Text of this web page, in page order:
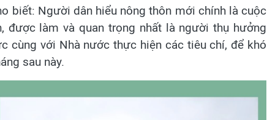
biết: Người dân hiểu nông thôn mới chính là cuộc
làm và quan trọng nhất là người thụ hưởng
cùng với Nhà nước thực hiện các tiêu chí, để khó
sau này.